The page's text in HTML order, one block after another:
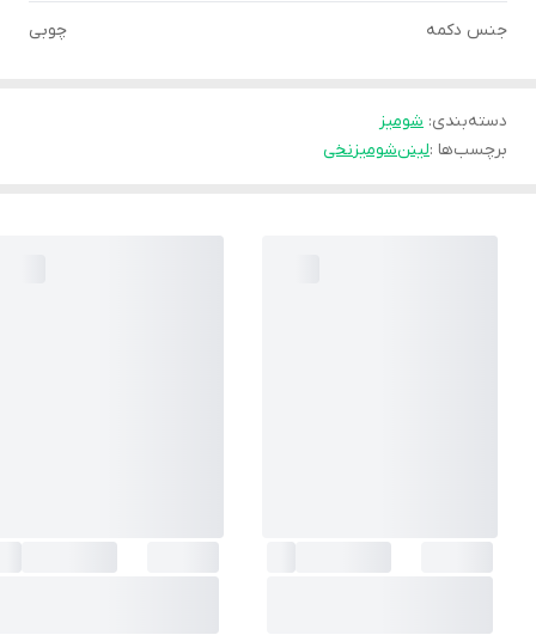
جنس دكمه چوبى
دسته‌بندی: شوميز
برچسب‌ها :لیننشومیزنخی